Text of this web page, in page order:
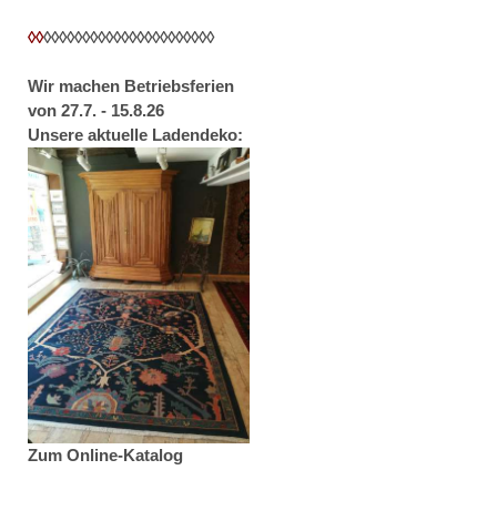
◊◊◊◊◊◊◊◊◊◊◊◊◊◊◊◊◊◊◊◊◊◊◊◊
Wir machen Betriebsferien
von 27.7. - 15.8.26
Unsere aktuelle Ladendeko:
Zum Online-Katalog